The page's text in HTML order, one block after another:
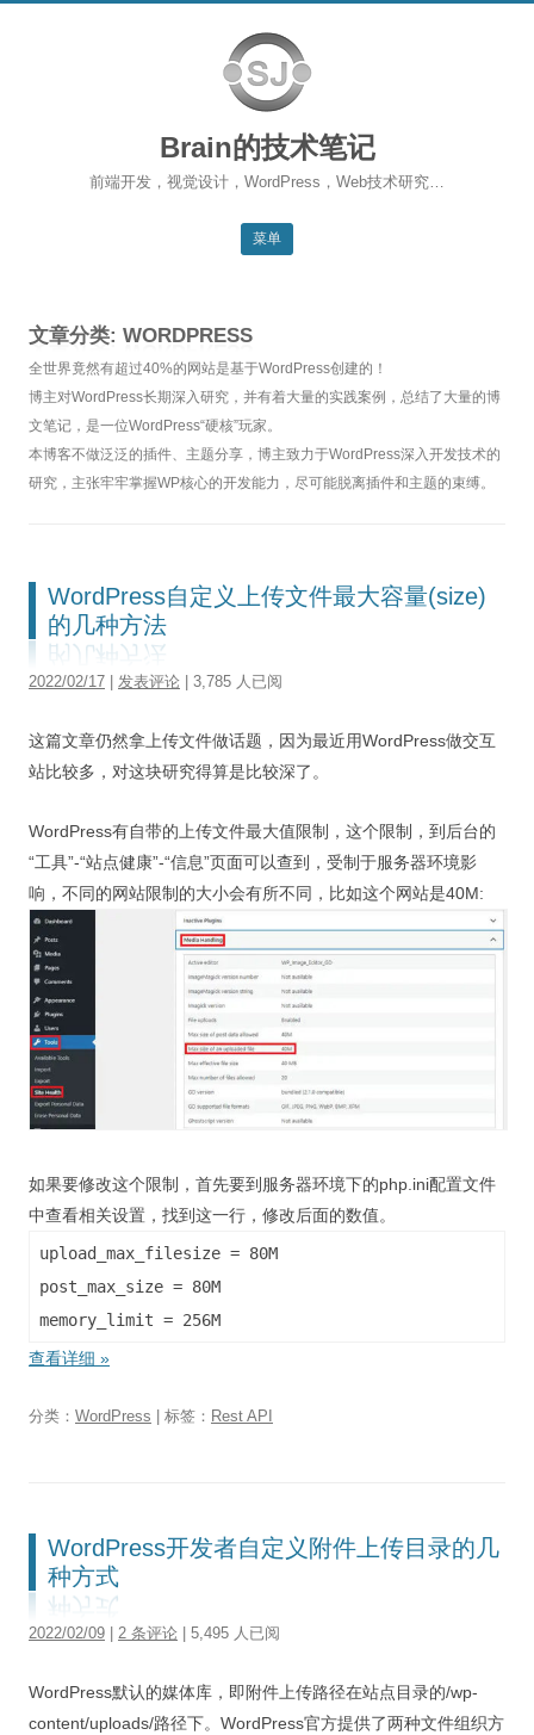
Brain的技术笔记
前端开发，视觉设计，WordPress，Web技术研究…
菜单
博客首页
WordPress
前端开发
杂项研究
文章分类: WORDPRESS
全世界竟然有超过40%的网站是基于WordPress创建的！
博主对WordPress长期深入研究，并有着大量的实践案例，总结了大量的博
文笔记，是一位WordPress“硬核”玩家。
本博客不做泛泛的插件、主题分享，博主致力于WordPress深入开发技术的
研究，主张牢牢掌握WP核心的开发能力，尽可能脱离插件和主题的束缚。
WordPress自定义上传文件最大容量(size)
的几种方法
2022/02/17 发表评论 | 3,785 人已阅
这篇文章仍然拿上传文件做话题，因为最近用WordPress做交互
站比较多，对这块研究得算是比较深了。
WordPress有自带的上传文件最大值限制，这个限制，到后台的
“工具”-“站点健康”-“信息”页面可以查到，受制于服务器环境影
响，不同的网站限制的大小会有所不同，比如这个网站是40M:
如果要修改这个限制，首先要到服务器环境下的php.ini配置文件
中查看相关设置，找到这一行，修改后面的数值。
upload_max_filesize = 80M
post_max_size = 80M
memory_limit = 256M
查看详细 »
分类： WordPress | 标签： Rest API
WordPress开发者自定义附件上传目录的几
种方式
2022/02/09 2 条评论 | 5,495 人已阅
WordPress默认的媒体库，即附件上传路径在站点目录的/wp-
content/uploads/路径下。WordPress官方提供了两种文件组织方